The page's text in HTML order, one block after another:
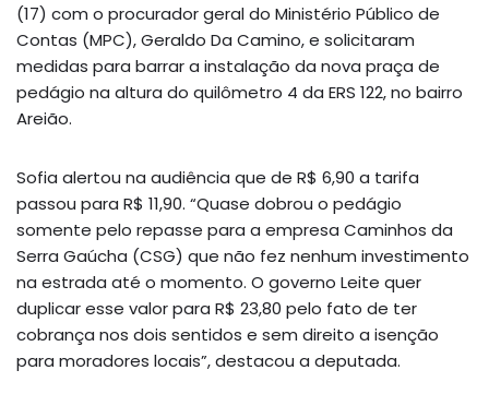
(17) com o procurador geral do Ministério Público de
Contas (MPC), Geraldo Da Camino, e solicitaram
medidas para barrar a instalação da nova praça de
pedágio na altura do quilômetro 4 da ERS 122, no bairro
Areião.
Sofia alertou na audiência que de R$ 6,90 a tarifa
passou para R$ 11,90. “Quase dobrou o pedágio
somente pelo repasse para a empresa Caminhos da
Serra Gaúcha (CSG) que não fez nenhum investimento
na estrada até o momento. O governo Leite quer
duplicar esse valor para R$ 23,80 pelo fato de ter
cobrança nos dois sentidos e sem direito a isenção
para moradores locais”, destacou a deputada.